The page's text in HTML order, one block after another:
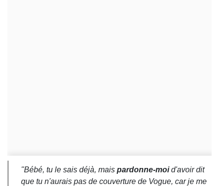
"Bébé, tu le sais déjà, mais pardonne-moid'avoir dit
que tu n'aurais pas de couverture de Vogue, car je me